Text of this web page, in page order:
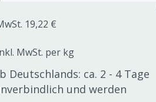
19,22 €
MwSt. per kg
Deutschlands: ca. 2 - 4 Tage
und werden